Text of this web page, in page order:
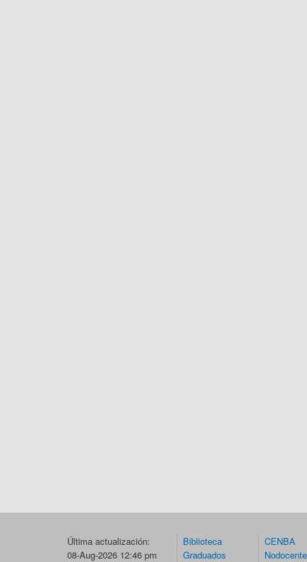
Última actualización:
08-Aug-2026 12:46 pm
Biblioteca
Graduados
CENBA